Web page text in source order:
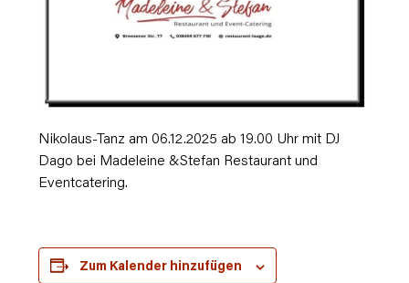
Nikolaus-Tanz am 06.12.2025 ab 19.00 Uhr mit DJ
Dago bei Madeleine &Stefan Restaurant und
Eventcatering.
Zum Kalender hinzufügen